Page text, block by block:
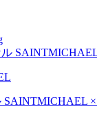
SAINTMICHAEL